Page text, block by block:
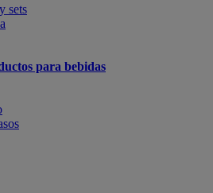
sets
para bebidas